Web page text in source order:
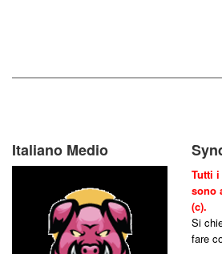
Italiano Medio
Tutti
sono
(c).
Si
fare